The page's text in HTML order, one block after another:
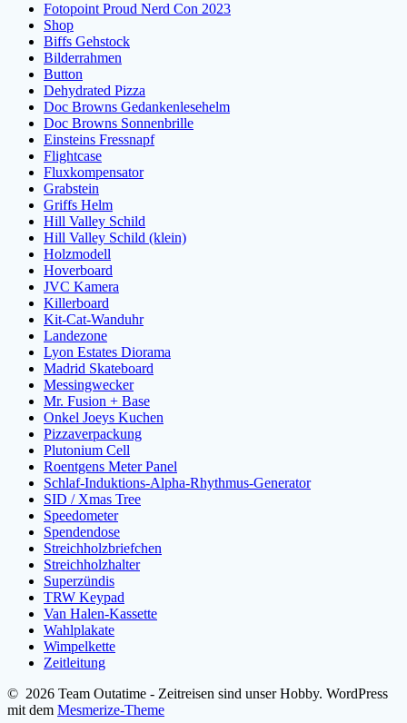
Fotopoint Proud Nerd Con 2023
Shop
Biffs Gehstock
Bilderrahmen
Button
Dehydrated Pizza
Doc Browns Gedankenlesehelm
Doc Browns Sonnenbrille
Einsteins Fressnapf
Flightcase
Fluxkompensator
Grabstein
Griffs Helm
Hill Valley Schild
Hill Valley Schild (klein)
Holzmodell
Hoverboard
JVC Kamera
Killerboard
Kit-Cat-Wanduhr
Landezone
Lyon Estates Diorama
Madrid Skateboard
Messingwecker
Mr. Fusion + Base
Onkel Joeys Kuchen
Pizzaverpackung
Plutonium Cell
Roentgens Meter Panel
Schlaf-Induktions-Alpha-Rhythmus-Generator
SID / Xmas Tree
Speedometer
Spendendose
Streichholzbriefchen
Streichholzhalter
Superzündis
TRW Keypad
Van Halen-Kassette
Wahlplakate
Wimpelkette
Zeitleitung
© 2026 Team Outatime - Zeitreisen sind unser Hobby. WordPress
mit dem Mesmerize-Theme